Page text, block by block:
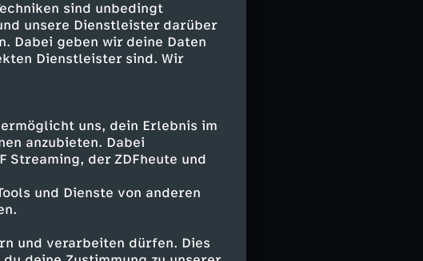
sind unbedingt
unsere Dienstleister darüber
Dabei geben wir deine Daten
Dienstleister sind. Wir
uns, dein Erlebnis im
anzubieten. Dabei
Streaming, der ZDFheute und
und Dienste von anderen
und verarbeiten dürfen. Dies
Bühler und das
welches zeigt,
war, können neue
Opfer seine
und Atalay. Musste